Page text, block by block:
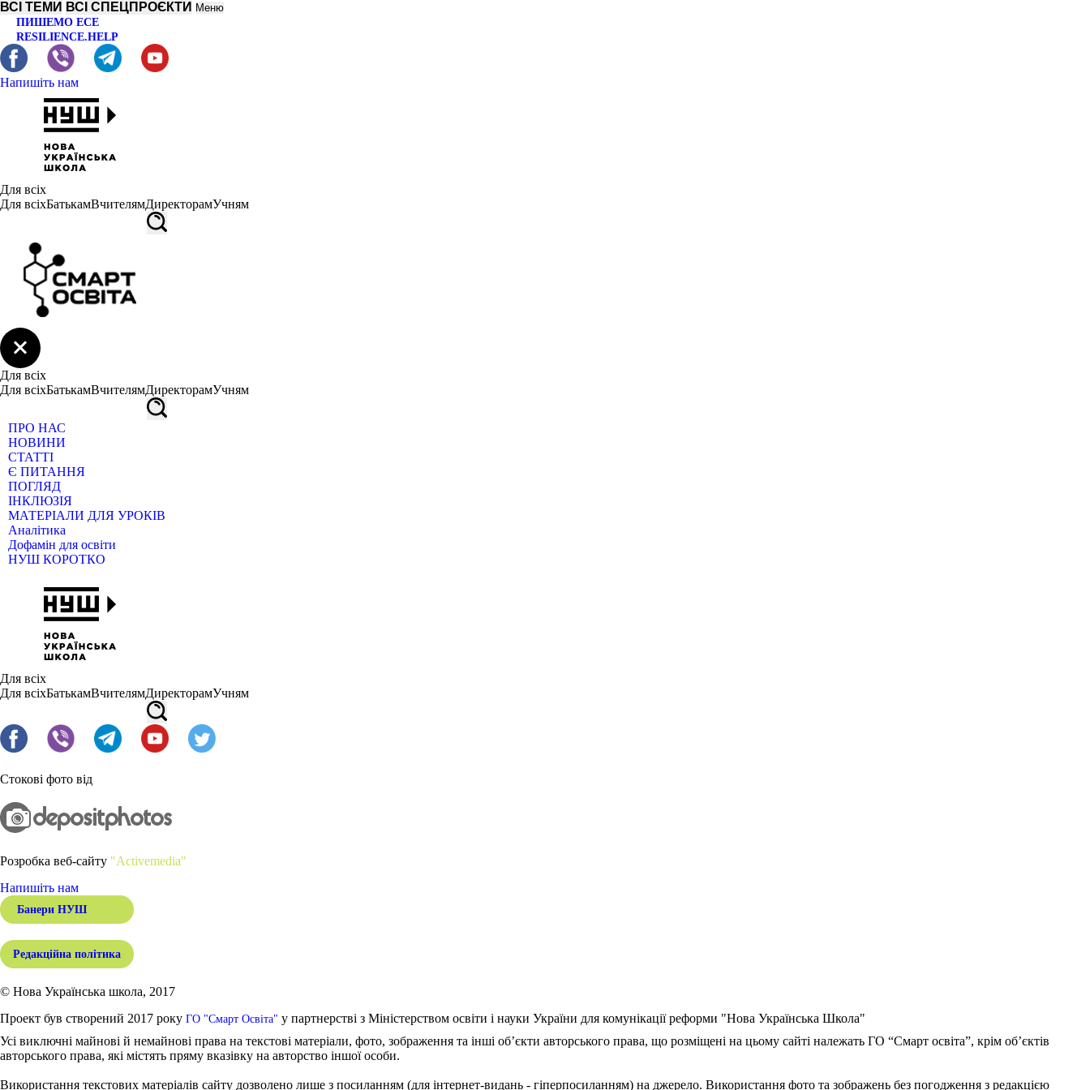
ВСІ ТЕМИ ВСІ СПЕЦПРОЄКТИ Меню
ПИШЕМО ЕСЕ
RESILIENCE.HELP
Напишіть нам
Для всіх
Для всіхБатькамВчителямДиректорамУчням
Для всіх
Для всіхБатькамВчителямДиректорамУчням
ПРО НАС
НОВИНИ
СТАТТІ
Є ПИТАННЯ
ПОГЛЯД
ІНКЛЮЗІЯ
МАТЕРІАЛИ ДЛЯ УРОКІВ
Аналітика
Дофамін для освіти
НУШ КОРОТКО
Для всіх
Для всіхБатькамВчителямДиректорамУчням
Стокові фото від
Розробка веб-сайту "Activemedia"
Напишіть нам
Банери НУШ
Редакційна політика
© Нова Українська школа, 2017
Проект був створений 2017 року ГО "Смарт Освіта" у партнерстві з Міністерством освіти і науки України для комунікації реформи "Нова Українська Школа"
Усі виключні майнові й немайнові права на текстові матеріали, фото, зображення та інші об’єкти авторського права, що розміщені на цьому сайті належать ГО “Смарт освіта”, крім об’єктів
авторського права, які містять пряму вказівку на авторство іншої особи.
Використання текстових матеріалів сайту дозволено лише з посиланням (для інтернет-видань - гіперпосиланням) на джерело. Використання фото та зображень без погодження з редакцією